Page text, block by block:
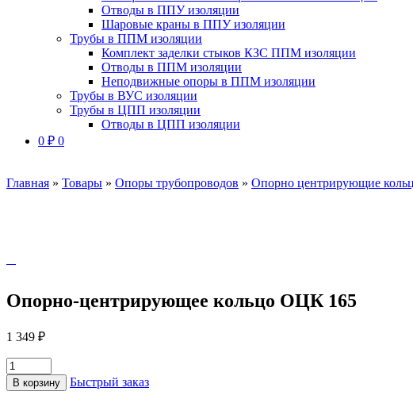
Отводы в ППУ изоляции
Шаровые краны в ППУ изоляции
Трубы в ППМ изоляции
Комплект заделки стыков КЗС ППМ изоляции
Отводы в ППМ изоляции
Неподвижные опоры в ППМ изоляции
Трубы в ВУС изоляции
Трубы в ЦПП изоляции
Отводы в ЦПП изоляции
0 ₽ 0
Главная » Товары » Опоры трубопроводов » Опорно центрирующие
Опорно-центрирующее кольцо ОЦК 165
1 349 ₽
В корзину Быстрый заказ